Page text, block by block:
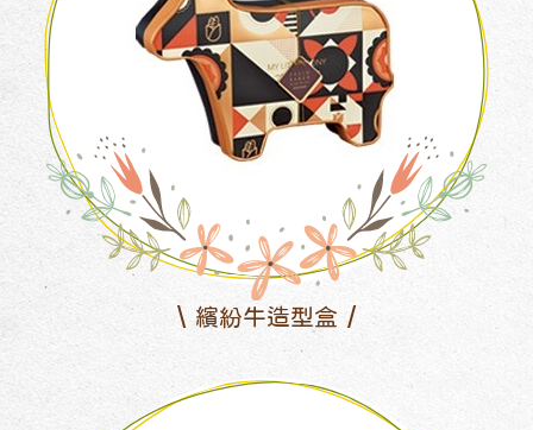
繽紛牛造型盒